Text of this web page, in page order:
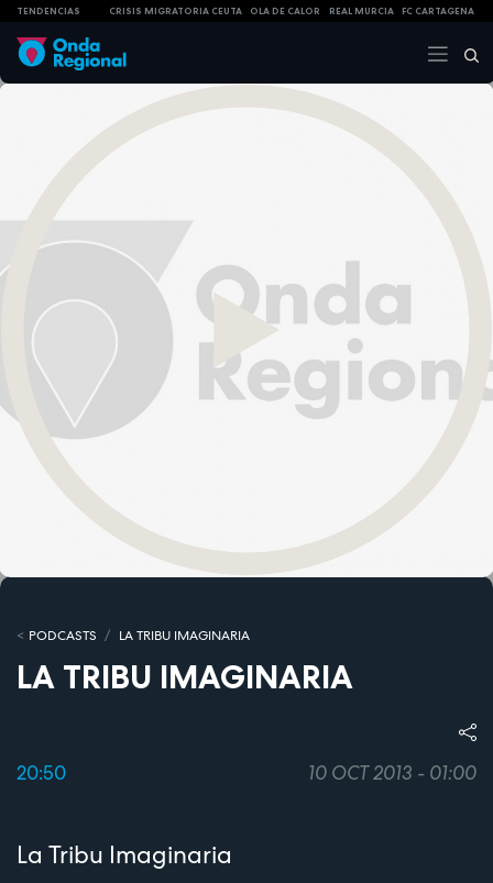
TENDENCIAS CRISIS MIGRATORIA CEUTA OLA DE CALOR REAL MURCIA FC CARTAGENA
PODCASTS LA TRIBU IMAGINARIA
LA TRIBU IMAGINARIA
20:50 10 OCT 2013 - 01:00
La Tribu Imaginaria